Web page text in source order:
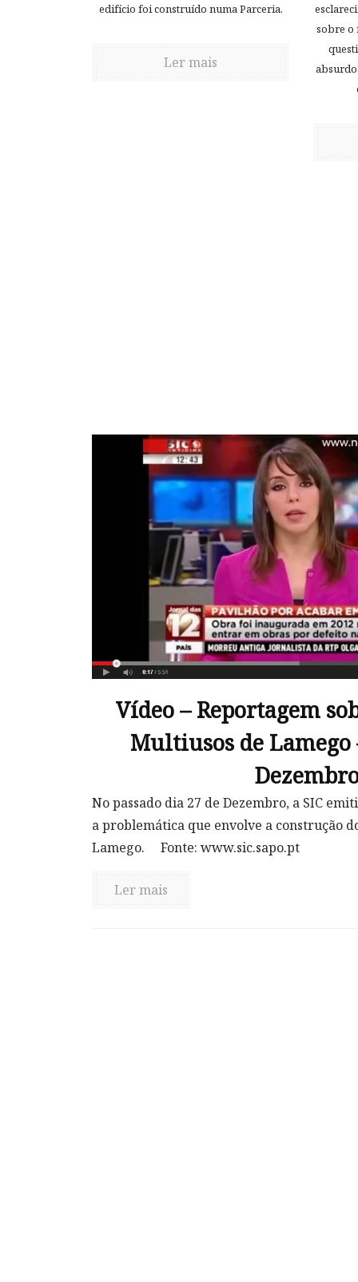
edifício foi construído numa Parceria.
Ler mais
sobre o
Vídeo – Reportagem
Multiusos de Lamego
No passado dia 27 de Dezembro, a SIC
a problemática que envolve a construção
Lamego. Fonte: www.sic.sapo.pt
Ler mais